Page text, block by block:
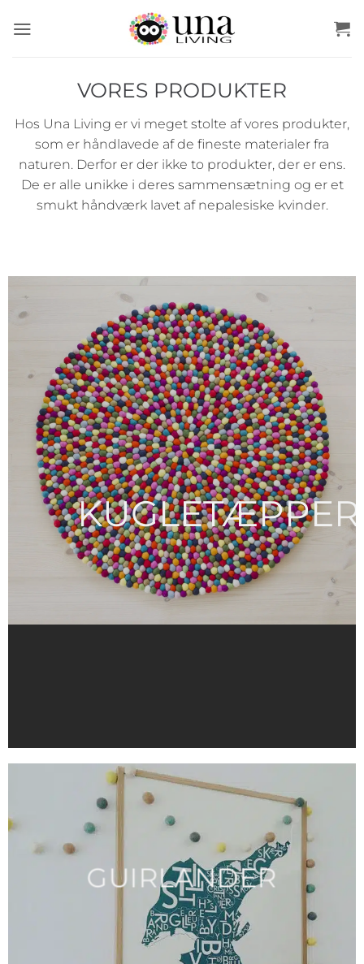
VORES PRODUKTER
Hos Una Living er vi meget stolte af vores produkter,
som er håndlavede af de fineste materialer fra
naturen. Derfor er der ikke to produkter, der er ens.
De er alle unikke i deres sammensætning og er et
smukt håndværk lavet af nepalesiske kvinder.
KUGLETÆPPER
GUIRLANDER